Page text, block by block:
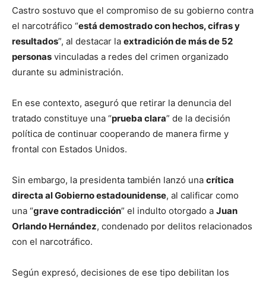
Castro sostuvo que el compromiso de su gobierno contra
el narcotráfico “está demostrado con hechos, cifras y
resultados”, al destacar la extradición de más de 52
personas vinculadas a redes del crimen organizado
durante su administración.
En ese contexto, aseguró que retirar la denuncia del
tratado constituye una “prueba clara” de la decisión
política de continuar cooperando de manera firme y
frontal con Estados Unidos.
Sin embargo, la presidenta también lanzó una crítica
directa al Gobierno estadounidense, al calificar como
una “grave contradicción” el indulto otorgado a Juan
Orlando Hernández, condenado por delitos relacionados
con el narcotráfico.
Según expresó, decisiones de ese tipo debilitan los